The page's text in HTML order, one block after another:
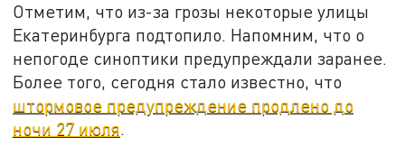
Отметим, что из-за грозы некоторые улицы
Екатеринбурга подтопило. Напомним, что о
непогоде синоптики предупреждали заранее.
Более того, сегодня стало известно, что
штормовое предупреждение продлено до
ночи 27 июля.